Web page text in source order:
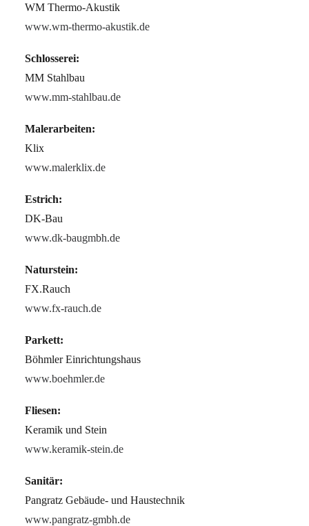
WM Thermo-Akustik
www.wm-thermo-akustik.de
Schlosserei:
MM Stahlbau
www.mm-stahlbau.de
Malerarbeiten:
Klix
www.malerklix.de
Estrich:
DK-Bau
www.dk-baugmbh.de
Naturstein:
FX.Rauch
www.fx-rauch.de
Parkett:
Böhmler Einrichtungshaus
www.boehmler.de
Fliesen:
Keramik und Stein
www.keramik-stein.de
Sanitär:
Pangratz Gebäude- und Haustechnik
www.pangratz-gmbh.de